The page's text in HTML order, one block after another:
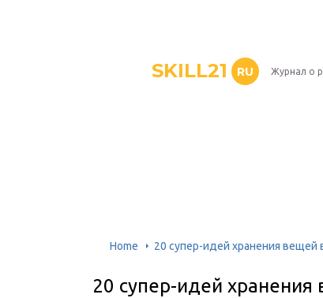
SKILL21 RU Журнал о
Home 20 супер-идей хранения вещей
20 супер-идей